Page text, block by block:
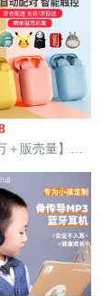
strus運動入
ズキー車両耳
ルトラックで
アウェイop
TWSサラウ
音【メタリッ
ック】起動。
＋販売量】
イヤホーン
双耳スポツー
ポーツスポー
ーツスポーツ
ツスポーツス
スポーツスポ